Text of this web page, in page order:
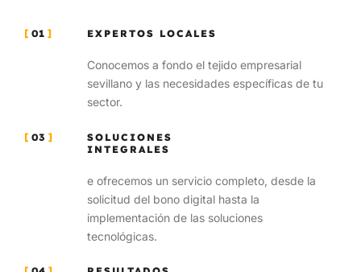
01 EXPERTOS LOCALES
Conocemos a fondo el tejido empresarial
sevillano y las necesidades específicas de tu
sector.
03
SOLUCIONES
INTEGRALES
e ofrecemos un servicio completo, desde la
solicitud del bono digital hasta la
implementación de las soluciones
tecnológicas.